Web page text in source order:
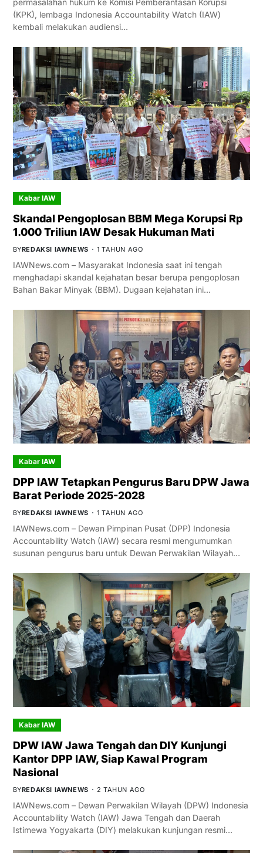
(KPK), lembaga Indonesia Accountability Watch (IAW)
kembali melakukan audiensi…
Kabar IAW
Skandal Pengoplosan BBM Mega Korupsi Rp
1.000 Triliun IAW Desak Hukuman Mati
BYREDAKSI IAWNEWS 1 TAHUN AGO
IAWNews.com – Masyarakat Indonesia saat ini tengah
menghadapi skandal kejahatan besar berupa pengoplosan
Bahan Bakar Minyak (BBM). Dugaan kejahatan ini…
Kabar IAW
DPP IAW Tetapkan Pengurus Baru DPW Jawa
Barat Periode 2025-2028
BYREDAKSI IAWNEWS 1 TAHUN AGO
IAWNews.com – Dewan Pimpinan Pusat (DPP) Indonesia
Accountability Watch (IAW) secara resmi mengumumkan
susunan pengurus baru untuk Dewan Perwakilan Wilayah…
Kabar IAW
DPW IAW Jawa Tengah dan DIY Kunjungi
Kantor DPP IAW, Siap Kawal Program
Nasional
BYREDAKSI IAWNEWS 2 TAHUN AGO
IAWNews.com – Dewan Perwakilan Wilayah (DPW) Indonesia
Accountability Watch (IAW) Jawa Tengah dan Daerah
Istimewa Yogyakarta (DIY) melakukan kunjungan resmi…